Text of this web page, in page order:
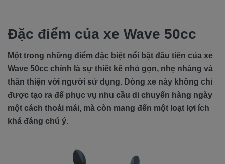
Đặc điểm của xe Wave 50cc
Một trong những điểm đặc biệt nổi bật đầu tiên của xe
Wave 50cc chính là sự thiết kế nhỏ gọn, nhẹ nhàng và
thân thiện với người sử dụng. Dòng xe này không chỉ
được tạo ra để phục vụ nhu cầu di chuyển hàng ngày
một cách thoải mái, mà còn mang đến một loạt lợi ích
khá đáng chú ý.